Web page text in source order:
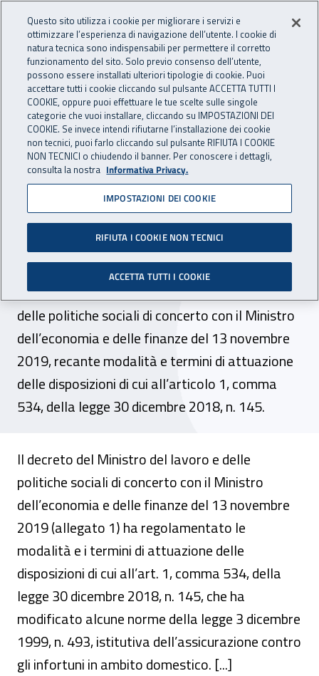
INAIL - Istituto Nazionale
Apri cerca
Navigazione principale
Navigazione - Ti trovi in:
Home Atti e documenti Circolari Inail
11 febbraio 2021
11 febbraio 2021
Circolare Inail n. 6 dell'11
febbraio 2021
Assicurazione contro gli infortuni in ambito
domestico. Decreto del Ministro del lavoro e
delle politiche sociali di concerto con il Ministro
dell’economia e delle finanze del 13 novembre
2019, recante modalità e termini di attuazione
delle disposizioni di cui all’articolo 1, comma
534, della legge 30 dicembre 2018, n. 145.
Il decreto del Ministro del lavoro e delle
politiche sociali di concerto con il Ministro
dell’economia e delle finanze del 13 novembre
2019 (allegato 1) ha regolamentato le
modalità e i termini di attuazione delle
disposizioni di cui all’art. 1, comma 534, della
legge 30 dicembre 2018, n. 145, che ha
modificato alcune norme della legge 3 dicembre
1999, n. 493, istitutiva dell’assicurazione contro
gli infortuni in ambito domestico. [...]
Questo sito utilizza i cookie per migliorare i servizi e
ottimizzare l’esperienza di navigazione dell’utente. I cookie di
natura tecnica sono indispensabili per permettere il corretto
funzionamento del sito. Solo previo consenso dell’utente,
possono essere installati ulteriori tipologie di cookie. Puoi
accettare tutti i cookie cliccando sul pulsante ACCETTA TUTTI I
COOKIE, oppure puoi effettuare le tue scelte sulle singole
categorie che vuoi installare, cliccando su IMPOSTAZIONI DEI
COOKIE. Se invece intendi rifiutarne l’installazione dei cookie
non tecnici, puoi farlo cliccando sul pulsante RIFIUTA I COOKIE
NON TECNICI o chiudendo il banner. Per conoscere i dettagli,
consulta la nostra Informativa Privacy.
IMPOSTAZIONI DEI COOKIE
RIFIUTA I COOKIE NON TECNICI
ACCETTA TUTTI I COOKIE